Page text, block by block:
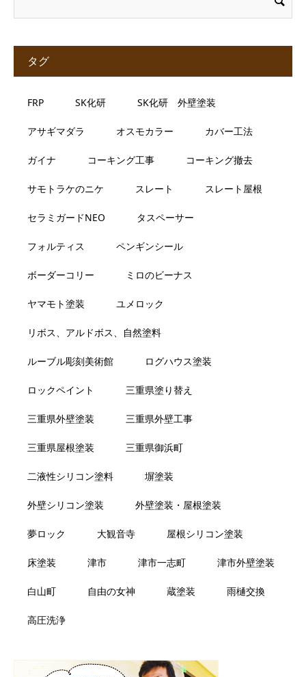
タグ
FRP SK化研 SK化研 外壁塗装
アサギマダラ オスモカラー カバー工法
ガイナ コーキング工事 コーキング撤去
サモトラケのニケ スレート スレート屋根
セラミガードNEO タスペーサー
フォルティス ペンギンシール
ボーダーコリー ミロのビーナス
ヤマモト塗装 ユメロック
リボス、アルドボス、自然塗料
ルーブル彫刻美術館 ログハウス塗装
ロックペイント 三重県塗り替え
三重県外壁塗装 三重県外壁工事
三重県屋根塗装 三重県御浜町
二液性シリコン塗料 塀塗装
外壁シリコン塗装 外壁塗装・屋根塗装
夢ロック 大観音寺 屋根シリコン塗装
床塗装 津市 津市一志町 津市外壁塗装
白山町 自由の女神 蔵塗装 雨樋交換
高圧洗浄